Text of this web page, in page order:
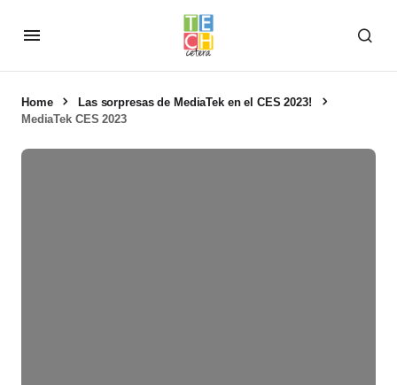
Home
Las sorpresas de MediaTek en el CES 2023!
MediaTek CES 2023